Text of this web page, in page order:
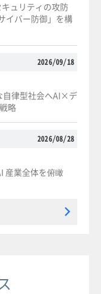
ュリティの攻防
イバー防御」を構
2026/09/18
自律型社会へAI×デ
略
2026/08/28
産業全体を俯瞰